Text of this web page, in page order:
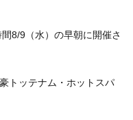
8/9（水）の早朝に開催さ
トッテナム・ホットスパ